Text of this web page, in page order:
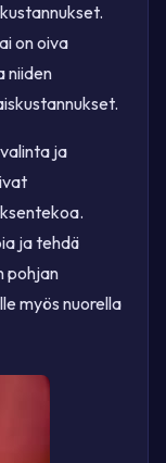
on oiva
niiden
ja
ja tehdä
pohjan
myös nuorella